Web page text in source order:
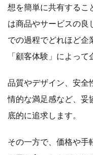
想を簡単に共有するこ
は商品やサービスの良
での過程でどれほど企
「顧客体験」によって
品質やデザイン、安全
情的な満足感など、妥
底的に追求します。
その一方で、価格や手